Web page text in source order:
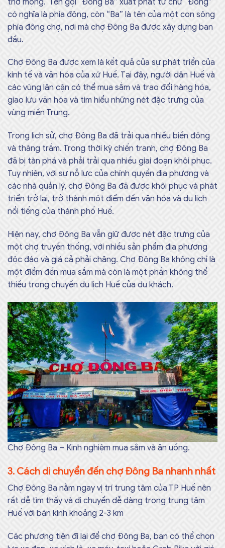
có nghĩa là phía đông, còn “Ba” là tên của một con sông
phía đông chợ, nơi mà chợ Đông Ba được xây dựng ban
đầu.
Chợ Đông Ba được xem là kết quả của sự phát triển của
kinh tế và văn hóa của xứ Huế. Tại đây, người dân Huế và
các vùng lân cận có thể mua sắm và trao đổi hàng hóa,
giao lưu văn hóa và tìm hiểu những nét đặc trưng của
vùng miền Trung.
Trong lịch sử, chợ Đông Ba đã trải qua nhiều biến động
và thăng trầm. Trong thời kỳ chiến tranh, chợ Đông Ba
đã bị tàn phá và phải trải qua nhiều giai đoạn khôi phục.
Tuy nhiên, với sự nỗ lực của chính quyền địa phương và
các nhà quản lý, chợ Đông Ba đã được khôi phục và phát
triển trở lại, trở thành một điểm đến văn hóa và du lịch
nổi tiếng của thành phố Huế.
Hiện nay, chợ Đông Ba vẫn giữ được nét đặc trưng của
một chợ truyền thống, với nhiều sản phẩm địa phương
độc đáo và giá cả phải chăng. Chợ Đông Ba không chỉ là
một điểm đến mua sắm mà còn là một phần không thể
thiếu trong chuyến du lịch Huế của du khách.
Chợ Đông Ba – Kinh nghiệm mua sắm và ăn uống.
3. Cách di chuyển đến chợ Đông Ba nhanh nhất
Chợ Đông Ba nằm ngay vị trí trung tâm của TP Huế nên
rất dễ tìm thấy và di chuyển dễ dàng trong trung tâm
Huế với bán kính khoảng 2-3 km
Các phương tiện đi lại để chợ Đông Ba, bạn có thể chọn